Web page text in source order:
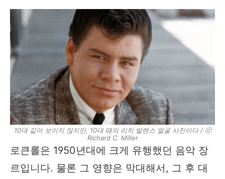
10대 같아 보이지 않지만, 10대 때의 리치 발렌스 얼굴 사진이다 / ⓒ
Richard C. Miller
로큰롤은 1950년대에 크게 유행했던 음악 장
르입니다. 물론 그 영향은 막대해서, 그 후 대